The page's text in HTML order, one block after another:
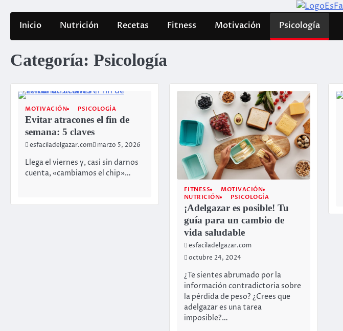
Inicio Nutrición Recetas Fitness Motivación Psicología
Categoría: Psicología
MOTIVACIÓN PSICOLOGÍA
Evitar atracones el fin de
semana: 5 claves
esfaciladelgazar.com marzo 5, 2026
Llega el viernes y, casi sin darnos
cuenta, «cambiamos el chip»…
FITNESS
MOTIVACIÓN
NUTRICIÓN
PSICOLOGÍA
¡Adelgazar es posible! Tu
guía para un cambio de
vida saludable
esfaciladelgazar.com
octubre 24, 2024
¿Te sientes abrumado por la
información contradictoria sobre
la pérdida de peso? ¿Crees que
adelgazar es una tarea
imposible?…